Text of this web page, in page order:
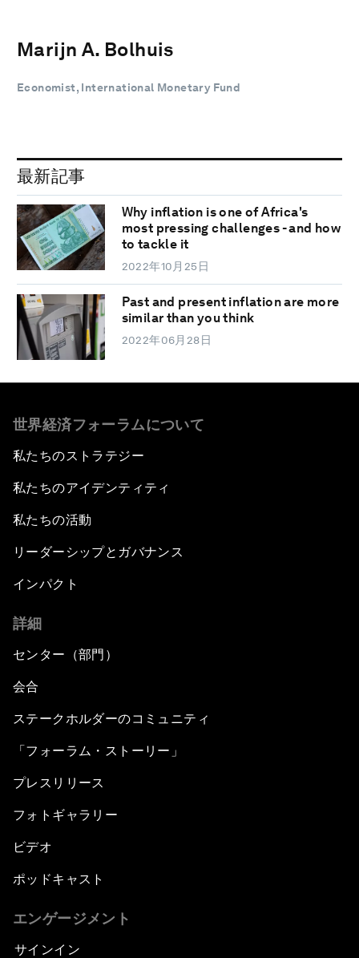
Marijn A. Bolhuis
Economist, International Monetary Fund
最新記事
Why inflation is one of Africa's
most pressing challenges - and how
to tackle it
2022年10月25日
Past and present inflation are more
similar than you think
2022年06月28日
世界経済フォーラムについて
私たちのストラテジー
私たちのアイデンティティ
私たちの活動
リーダーシップとガバナンス
インパクト
詳細
センター（部門）
会合
ステークホルダーのコミュニティ
「フォーラム・ストーリー」
プレスリリース
フォトギャラリー
ビデオ
ポッドキャスト
エンゲージメント
サインイン